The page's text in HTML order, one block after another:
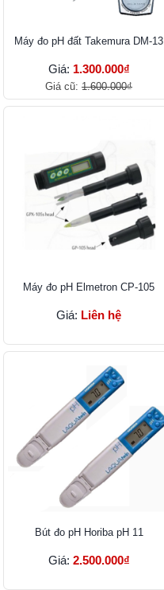
Máy đo pH đất Takemura DM-13
Giá: 1.300.000₫
Giá cũ: 1.600.000₫
Máy đo pH Elmetron CP-105
Giá: Liên hệ
Bút đo pH Horiba pH 11
Giá: 2.500.000₫